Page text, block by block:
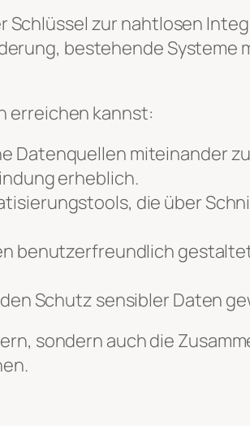
Schlüssel zur nahtlosen
bestehende Systeme
erreichen kannst:
Datenquellen miteinander
erheblich.
die über
benutzerfreundlich
Schutz sensibler Daten
sondern auch die